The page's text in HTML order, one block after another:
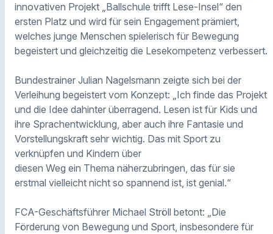
innovativen Projekt „Ballschule trifft Lese-Insel“ den
ersten Platz und wird für sein Engagement prämiert,
welches junge Menschen spielerisch für Bewegung
begeistert und gleichzeitig die Lesekompetenz verbessert.
Bundestrainer Julian Nagelsmann zeigte sich bei der
Verleihung begeistert vom Konzept: „Ich finde das Projekt
und die Idee dahinter überragend. Lesen ist für Kids und
ihre Sprachentwicklung, aber auch ihre Fantasie und
Vorstellungskraft sehr wichtig. Das mit Sport zu
verknüpfen und Kindern über
diesen Weg ein Thema näherzubringen, das für sie
erstmal vielleicht nicht so spannend ist, ist genial.“
FCA-Geschäftsführer Michael Ströll betont: „Die
Förderung von Bewegung und Sport, insbesondere für